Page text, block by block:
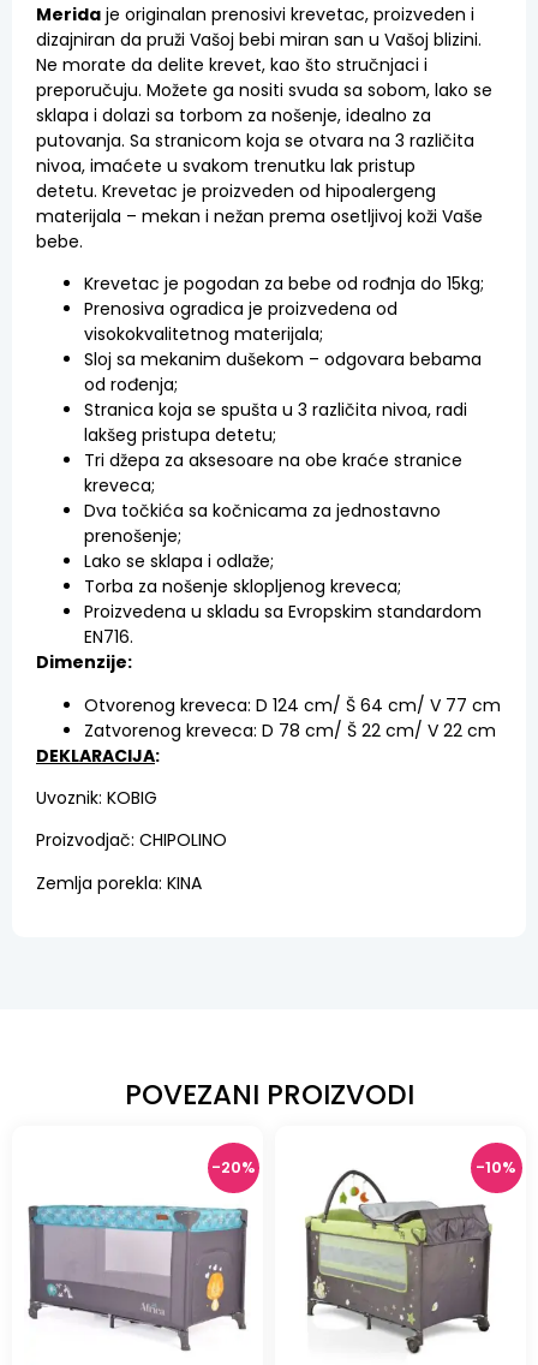
Merida je originalan prenosivi krevetac, proizveden i
dizajniran da pruži Vašoj bebi miran san u Vašoj blizini.
Ne morate da delite krevet, kao što stručnjaci i
preporučuju. Možete ga nositi svuda sa sobom, lako se
sklapa i dolazi sa torbom za nošenje, idealno za
putovanja. Sa stranicom koja se otvara na 3 različita
nivoa, imaćete u svakom trenutku lak pristup
detetu. Krevetac je proizveden od hipoalergeng
materijala – mekan i nežan prema osetljivoj koži Vaše
bebe.
Krevetac je pogodan za bebe od rođnja do 15kg;
Prenosiva ogradica je proizvedena od
visokokvalitetnog materijala;
Sloj sa mekanim dušekom – odgovara bebama
od rođenja;
Stranica koja se spušta u 3 različita nivoa, radi
lakšeg pristupa detetu;
Tri džepa za aksesoare na obe kraće stranice
kreveca;
Dva točkića sa kočnicama za jednostavno
prenošenje;
Lako se sklapa i odlaže;
Torba za nošenje sklopljenog kreveca;
Proizvedena u skladu sa Evropskim standardom
EN716.
Dimenzije:
Otvorenog kreveca: D 124 cm/ Š 64 cm/ V 77 cm
Zatvorenog kreveca: D 78 cm/ Š 22 cm/ V 22 cm
DEKLARACIJA:
Uvoznik: KOBIG
Proizvodjač: CHIPOLINO
Zemlja porekla: KINA
POVEZANI PROIZVODI
-20% -10%